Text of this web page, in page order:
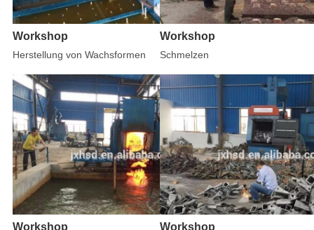
Workshop
Herstellung von Wachsformen
Workshop
Schmelzen
Workshop Workshop